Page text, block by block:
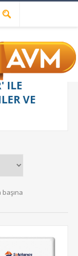
ILE
VE